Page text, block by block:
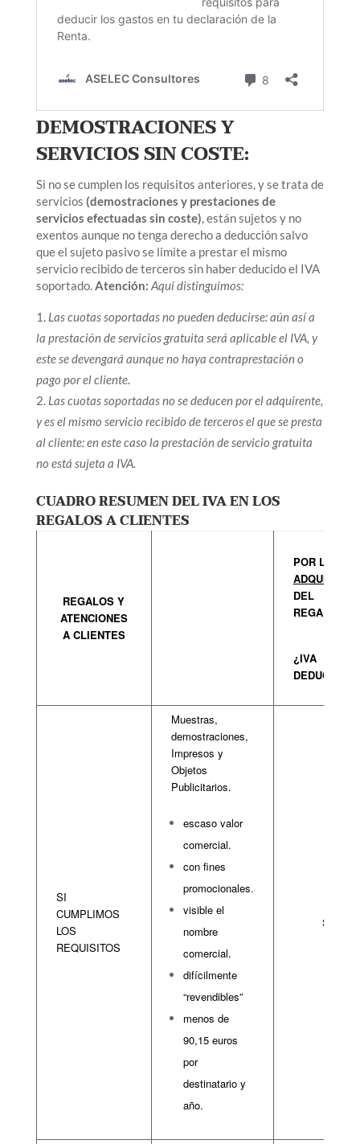
DEMOSTRACIONES Y
SERVICIOS SIN COSTE:
Si no se cumplen los requisitos anteriores, y se trata de
servicios (demostraciones y prestaciones de
servicios efectuadas sin coste), están sujetos y no
exentos aunque no tenga derecho a deducción salvo
que el sujeto pasivo se limite a prestar el mismo
servicio recibido de terceros sin haber deducido el IVA
soportado.Atención: Aquí distinguimos:
Las cuotas soportadas no pueden deducirse: aún así a
la prestación de servicios gratuita será aplicable el IVA, y
este se devengará aunque no haya contraprestación o
pago por el cliente.
Las cuotas soportadas no se deducen por el adquirente,
y es el mismo servicio recibido de terceros el que se presta
al cliente: en este caso la prestación de servicio gratuita
no está sujeta a IVA.
CUADRO RESUMEN DEL IVA EN LOS
REGALOS A CLIENTES
REGALOS Y
ATENCIONES
A CLIENTES
POR LA
DEL
REGALO:
¿IVA
DEDUCIBLE?
SI
CUMPLIMOS
LOS
REQUISITOS
Muestras,
demostraciones,
Impresos y
Objetos
Publicitarios.
escaso valor
comercial.
con fines
promocionales.
visible el
nombre
comercial.
difícilmente
“revendibles”
menos de
90,15 euros
por
destinatario y
año.
SI